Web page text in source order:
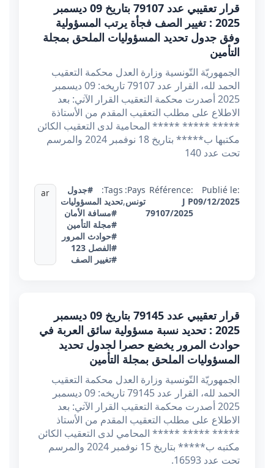
قرار تعقيبي عدد 79107 بتاريخ 09 ديسمبر
2025 : تغيير الصف فجأة يرتب المسؤولية
وفق جدول تحديد المسؤوليات الملحق بمجلة
التأمين
الجمهوريّة التّونسية وزارة العدل محكمة التعقيب
الحمد لله، القرار عدد 79107 تاريخه: 09 ديسمبر
2025 أصدرت محكمة التعقيب القرار الآتي: بعد
الاطلاع على مطلب التعقيب المقدم من الأستاذة
***** ***** ***** المحامية لدى التعقيب الكائن
مكتبها ب***** بتاريخ 18 نوفمبر 2024 والمرسم
تحت عدد 140
Publié le:
09/12/2025
Référence:
J P
79107/2025
Pays:
تونس,
Tags:
#جدول
تحديد المسؤوليات
#مسافة الأمان
#مجلة التأمين
#حوادث المرور
#الفصل 123
#تغيير الصف
ar
قرار تعقيبي عدد 79145 بتاريخ 09 ديسمبر
2025 : تحديد نسبة مسؤولية سائق العربة في
حوادث المرور يخضع حصرا لجدول تحديد
المسؤوليات الملحق بمجلة التأمين
الجمهوريّة التّونسية وزارة العدل محكمة التعقيب
الحمد لله، القرار عدد 79145 تاريخه: 09 ديسمبر
2025 أصدرت محكمة التعقيب القرار الآتي: بعد
الاطلاع على مطلب التعقيب المقدم من الأستاذ
***** ***** ***** المحامي لدى التعقيب الكائن
مكتبه ب***** بتاريخ 15 نوفمبر 2024 والمرسم
تحت عدد 16593.